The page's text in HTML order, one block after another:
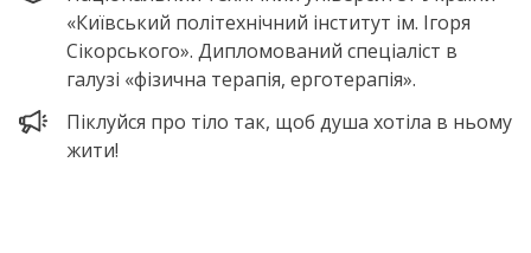
«Київський політехнічний інститут ім. Ігоря
Сікорського». Дипломований спеціаліст в
галузі «фізична терапія, ерготерапія».
Піклуйся про тіло так, щоб душа хотіла в ньому
жити!